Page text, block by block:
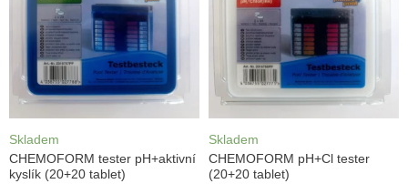
Skladem
CHEMOFORM tester pH+aktivní
kyslík (20+20 tablet)
Skladem
CHEMOFORM pH+Cl tester
(20+20 tablet)